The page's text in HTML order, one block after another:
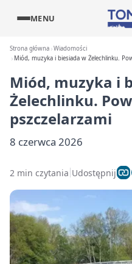
MENU
Strona główna Wiadomości
Miód, muzyka i biesiada w Żelechlinku.
Miód, muzyka i
Żelechlinku.
pszczelarzami
8 czerwca 2026
2 min czytania Udostępnij